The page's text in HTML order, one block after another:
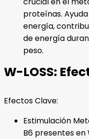
proteínas.
energía,
de energía
peso.
W-LOSS:
Efectos Clave:
Estimulación
B6 presentes en